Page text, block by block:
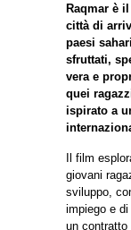
Raqmar è
città di
paesi
sfruttati,
vera e
quei
ispirato a
Il film
giovani
sviluppo,
impiego e di
un contratto